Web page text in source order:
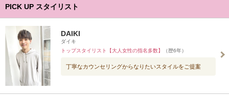
PICK UP スタイリスト
DAIKI
ダイキ
トップスタイリスト【大人女性の指名多数】
（歴6年）
丁寧なカウンセリングからなりたいスタイルをご提案